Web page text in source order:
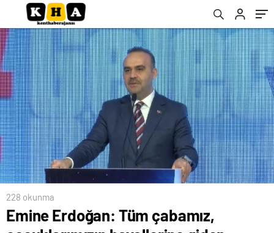
engelleri kaldırmak içindir
228 okunma
Emine Erdoğan: Tüm çabamız,